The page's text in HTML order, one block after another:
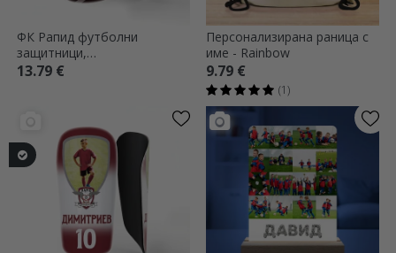
ФК Рапид футболни
защитници,
персонализирани с текст -
13.79 €
Персонализирана раница с
име - Rainbow
9.79 €
(1)